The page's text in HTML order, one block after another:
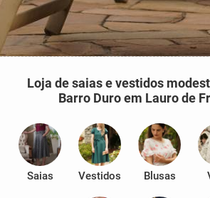
Loja de saias e vestidos
Barro Duro em Lauro de
Saias Vestidos Blusas